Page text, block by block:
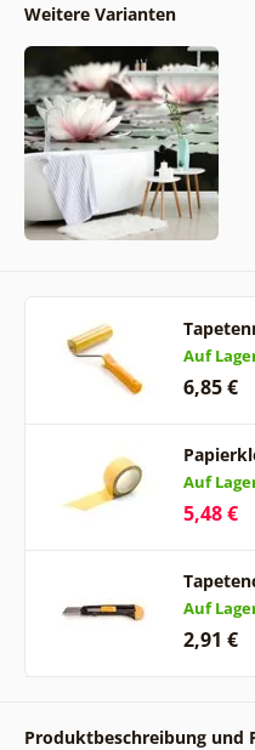
Weitere Varianten
Auf
6,85 €
Auf
5,48 €
Auf
2,91 €
Produktbeschreibung und